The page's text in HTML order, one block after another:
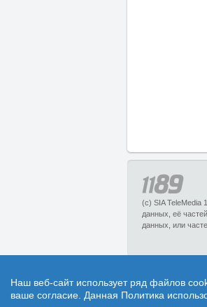
Наш веб-сайт использует ряд файлов
ваше согласие. Данная Политика
(c) SIA TeleMedia
данных, её
данных, или
1189.lv –
товары и
Вопросы и